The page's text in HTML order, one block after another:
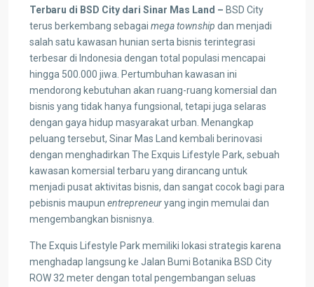
Terbaru di BSD City dari Sinar Mas Land – BSD City
terus berkembang sebagai mega township dan menjadi
salah satu kawasan hunian serta bisnis terintegrasi
terbesar di Indonesia dengan total populasi mencapai
hingga 500.000 jiwa. Pertumbuhan kawasan ini
mendorong kebutuhan akan ruang-ruang komersial dan
bisnis yang tidak hanya fungsional, tetapi juga selaras
dengan gaya hidup masyarakat urban. Menangkap
peluang tersebut, Sinar Mas Land kembali berinovasi
dengan menghadirkan The Exquis Lifestyle Park, sebuah
kawasan komersial terbaru yang dirancang untuk
menjadi pusat aktivitas bisnis, dan sangat cocok bagi para
pebisnis maupun entrepreneuryang ingin memulai dan
mengembangkan bisnisnya.
The Exquis Lifestyle Park memiliki lokasi strategis karena
menghadap langsung ke Jalan Bumi Botanika BSD City
ROW 32 meter dengan total pengembangan seluas